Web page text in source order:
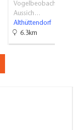
Vogelbeobachtung,
Aussich…
Althüttendorf
6.3km